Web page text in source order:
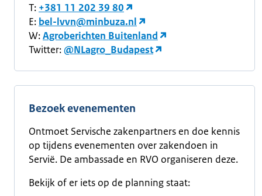
T: +381 11 202 39 80
E: bel-lvvn@minbuza.nl
W:Agroberichten Buitenland
Twitter:@NLagro_Budapest
Bezoek evenementen
Ontmoet Servische zakenpartners en doe kennis
op tijdens evenementen over zakendoen in
Servië. De ambassade en RVO organiseren deze.
Bekijk of er iets op de planning staat: